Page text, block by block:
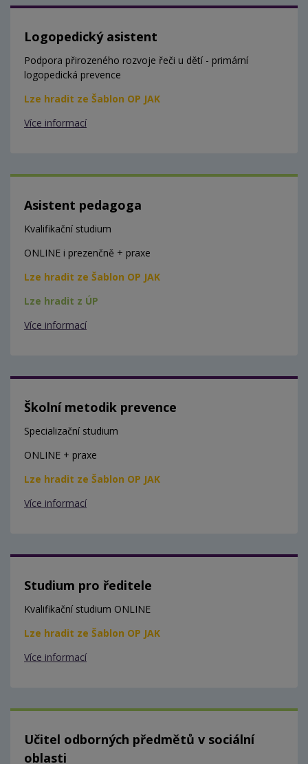
Logopedický asistent
Podpora přirozeného rozvoje řeči u dětí - primární
logopedická prevence
Lze hradit ze Šablon OP JAK
Více informací
Asistent pedagoga
Kvalifikační studium
ONLINE i prezenčně + praxe
Lze hradit ze Šablon OP JAK
Lze hradit z ÚP
Více informací
Školní metodik prevence
Specializační studium
ONLINE + praxe
Lze hradit ze Šablon OP JAK
Více informací
Studium pro ředitele
Kvalifikační studium ONLINE
Lze hradit ze Šablon OP JAK
Více informací
Učitel odborných předmětů v sociální
oblasti